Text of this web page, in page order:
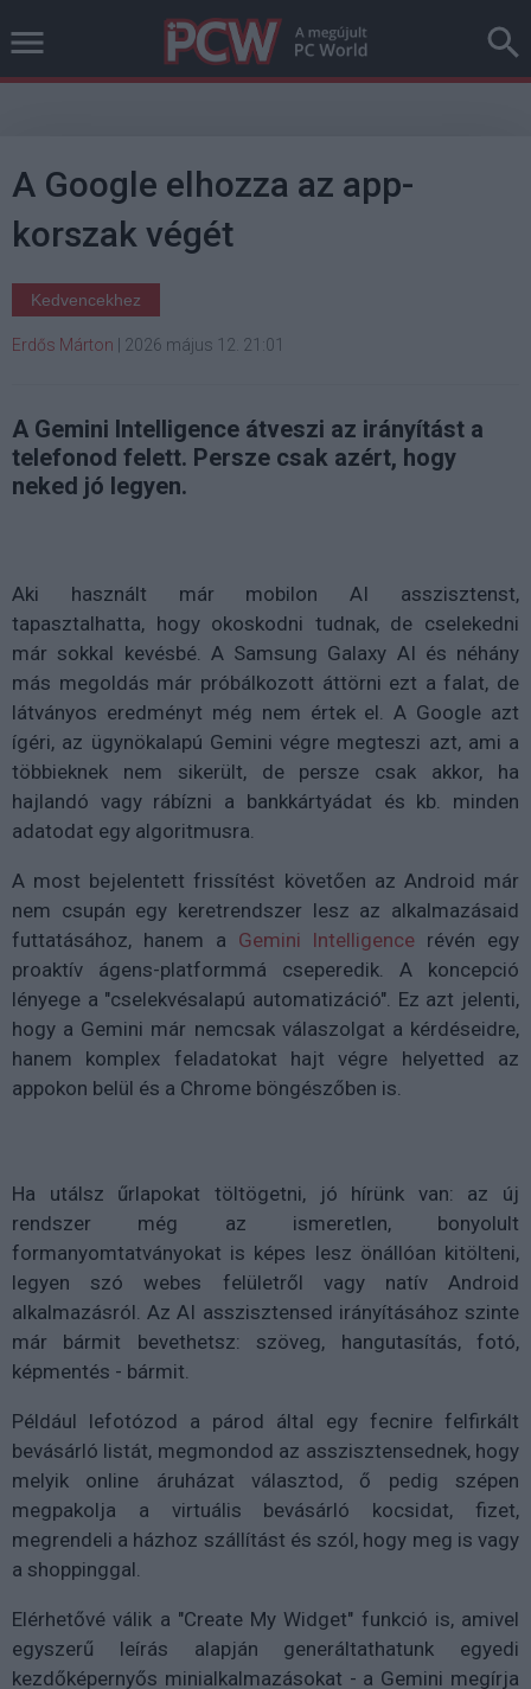
A Google elhozza az app-
korszak végét
Kedvencekhez
Erdős Márton 2026 május 12. 21:01
A Gemini Intelligence átveszi az irányítást a
telefonod felett. Persze csak azért, hogy
neked jó legyen.
Aki használt már mobilon AI asszisztenst,
tapasztalhatta, hogy okoskodni tudnak, de cselekedni
már sokkal kevésbé. A Samsung Galaxy AI és néhány
más megoldás már próbálkozott áttörni ezt a falat, de
látványos eredményt még nem értek el. A Google azt
ígéri, az ügynökalapú Gemini végre megteszi azt, ami a
többieknek nem sikerült, de persze csak akkor, ha
hajlandó vagy rábízni a bankkártyádat és kb. minden
adatodat egy algoritmusra.
A most bejelentett frissítést követően az Android már
nem csupán egy keretrendszer lesz az alkalmazásaid
futtatásához, hanem a Gemini Intelligence révén egy
proaktív ágens-platformmá cseperedik. A koncepció
lényege a "cselekvésalapú automatizáció". Ez azt jelenti,
hogy a Gemini már nemcsak válaszolgat a kérdéseidre,
hanem komplex feladatokat hajt végre helyetted az
appokon belül és a Chrome böngészőben is.
Ha utálsz űrlapokat töltögetni, jó hírünk van: az új
rendszer még az ismeretlen, bonyolult
formanyomtatványokat is képes lesz önállóan kitölteni,
legyen szó webes felületről vagy natív Android
alkalmazásról. Az AI asszisztensed irányításához szinte
már bármit bevethetsz: szöveg, hangutasítás, fotó,
képmentés - bármit.
Például lefotózod a párod által egy fecnire felfirkált
bevásárló listát, megmondod az asszisztensednek, hogy
melyik online áruházat választod, ő pedig szépen
megpakolja a virtuális bevásárló kocsidat, fizet,
megrendeli a házhoz szállítást és szól, hogy meg is vagy
a shoppinggal.
Elérhetővé válik a "Create My Widget" funkció is, amivel
egyszerű leírás alapján generáltathatunk egyedi
kezdőképernyős minialkalmazásokat - a Gemini megírja